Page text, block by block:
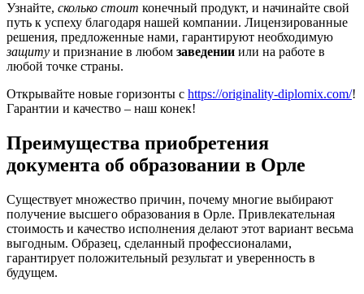
Узнайте, сколько стоит конечный продукт, и начинайте свой
путь к успеху благодаря нашей компании. Лицензированные
решения, предложенные нами, гарантируют необходимую
защиту и признание в любом заведении или на работе в
любой точке страны.
Открывайте новые горизонты с https://originality-diplomix.com/!
Гарантии и качество – наш конек!
Преимущества приобретения
документа об образовании в Орле
Существует множество причин, почему многие выбирают
получение высшего образования в Орле. Привлекательная
стоимость и качество исполнения делают этот вариант весьма
выгодным. Образец, сделанный профессионалами,
гарантирует положительный результат и уверенность в
будущем.